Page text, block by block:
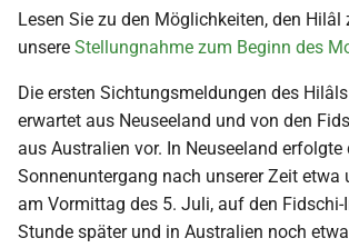
t
i
a
l
2019
2018
2017
2016
Lesen Sie zu den Möglichkeiten, den Hilâl
unsere Stellungnahme zum Beginn des
Die ersten Sichtungsmeldungen des
erwartet aus Neuseeland und von den
aus Australien vor. In Neuseeland erfolgte
Sonnenuntergang nach unserer Zeit etwa
am Vormittag des 5. Juli, auf den Fidschi-
Stunde später und in Australien noch